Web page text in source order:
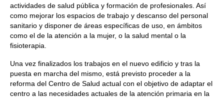
actividades de salud pública y formación de profesionales. Así
como mejorar los espacios de trabajo y descanso del personal
sanitario y disponer de áreas específicas de uso, en ámbitos
como el de la atención a la mujer, o la salud mental o la
fisioterapia.
Una vez finalizados los trabajos en el nuevo edificio y tras la
puesta en marcha del mismo, está previsto proceder a la
reforma del Centro de Salud actual con el objetivo de adaptar el
centro a las necesidades actuales de la atención primaria en la